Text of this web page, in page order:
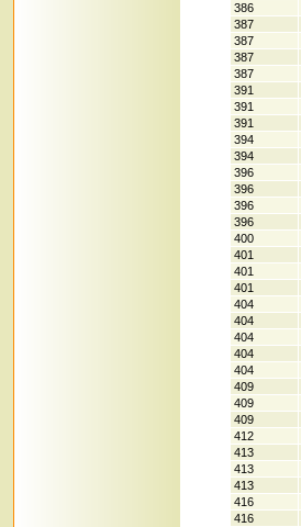
386
387
387
387
387
391
391
391
394
394
396
396
396
396
400
401
401
401
404
404
404
404
404
409
409
409
412
413
413
413
416
416